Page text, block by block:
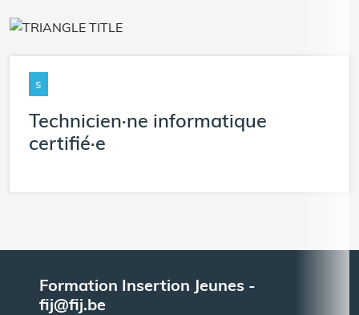
s
Technicien·ne informatique
certifié·e
Formation Insertion Jeunes -
fij@fij.be